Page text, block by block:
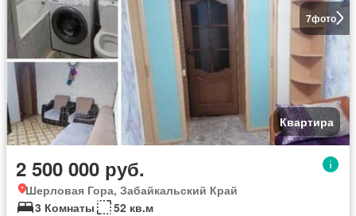
7фото
Квартира
2 500 000 руб.
Шерловая Гора, Забайкальский Край
3 Комнаты
52 кв.м